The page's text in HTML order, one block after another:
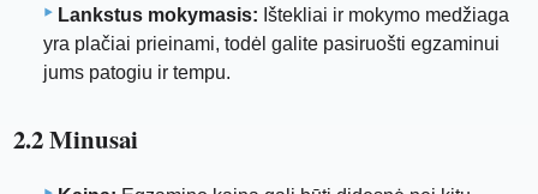
Lankstus mokymasis: Ištekliai ir mokymo medžiaga
yra plačiai prieinami, todėl galite pasiruošti egzaminui
jums patogiu ir tempu.
2.2 Minusai